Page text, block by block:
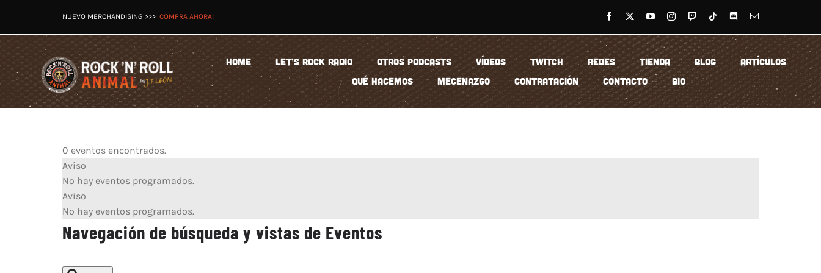
contenido
NUEVO MERCHANDISING >>> COMPRA AHORA!
HOME LET’S ROCK RADIO OTROS PODCASTS VÍDEOS TWITCH REDES TIENDA BLOG
ARTÍCULOS
QUÉ HACEMOS
MECENAZGO CONTRATACIÓN CONTACTO BIO
0 eventos encontrados.
Eventos
en
agosto
Aviso
No hay eventos programados.
Aviso
No hay eventos programados.
Navegación de búsqueda y vistas de Eventos